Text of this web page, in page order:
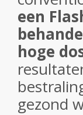
een
hoge
gezond